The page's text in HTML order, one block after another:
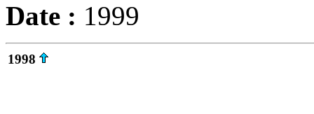
Date : 1999
1998